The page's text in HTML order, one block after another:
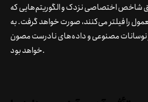
شاخص اختصاصی نزدک و الگوریتم‌هایی که
را فیلتر می‌کنند، صورت خواهد گرفت. به
نوسانات مصنوعی و داده‌های نادرست مصون
خواهد بود.